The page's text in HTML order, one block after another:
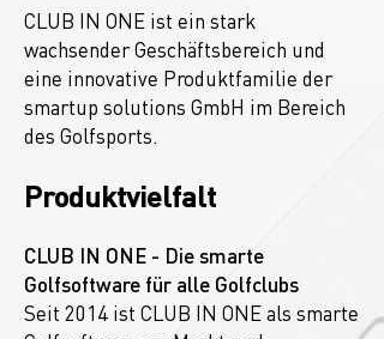
CLUB IN ONE ist ein stark
wachsender Geschäftsbereich und
eine innovative Produktfamilie der
smartup solutions GmbH im Bereich
des Golfsports.
Produktvielfalt
CLUB IN ONE - Die smarte
Golfsoftware für alle Golfclubs
Seit 2014 ist CLUB IN ONE als smarte